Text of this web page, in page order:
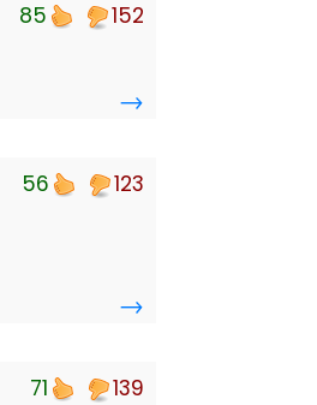
85 152
→
56 123
→
71 139